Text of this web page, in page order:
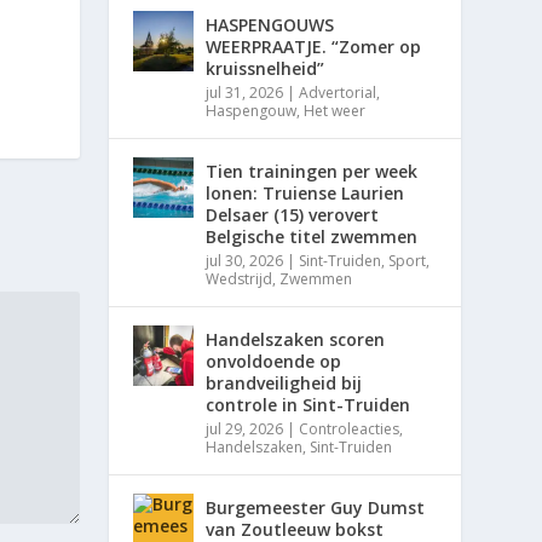
HASPENGOUWS
WEERPRAATJE. “Zomer op
kruissnelheid”
jul 31, 2026 |Advertorial,
Haspengouw, Het weer
Tien trainingen per week
lonen: Truiense Laurien
Delsaer (15) verovert
Belgische titel zwemmen
jul 30, 2026 | Sint-Truiden, Sport,
Wedstrijd, Zwemmen
Handelszaken scoren
onvoldoende op
brandveiligheid bij
controle in Sint-Truiden
jul 29, 2026 | Controleacties,
Handelszaken, Sint-Truiden
Burgemeester Guy Dumst
van Zoutleeuw bokst